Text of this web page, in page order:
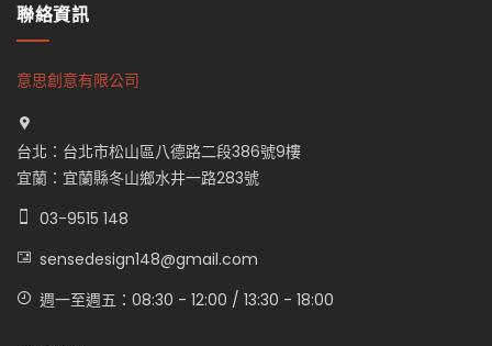
聯絡資訊
意思創意有限公司
台北：台北市松山區八德路二段386號9樓
宜蘭：宜蘭縣冬山鄉水井一路283號
03-9515 148
sensedesign148@gmail.com
週一至週五：08:30 - 12:00 / 13:30 - 18:00